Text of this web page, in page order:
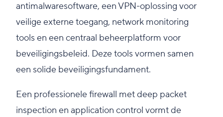
antimalwaresoftware, een VPN-oplossing voor
veilige externe toegang, network monitoring
tools en een centraal beheerplatform voor
beveiligingsbeleid. Deze tools vormen samen
een solide beveiligingsfundament.
Een professionele firewall met deep packet
inspection en application control vormt de